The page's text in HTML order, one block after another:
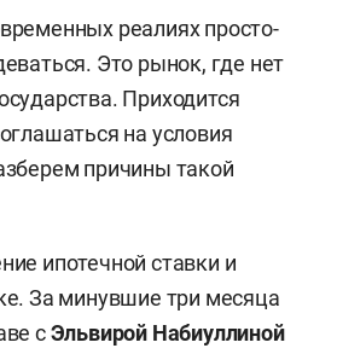
реалиях просто-
Это рынок, где нет
Приходится
на условия
причины такой
ипотечной ставки и
За минувшие три месяца
сЭльвирой Набиуллиной